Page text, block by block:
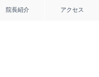
院長紹介 アクセス